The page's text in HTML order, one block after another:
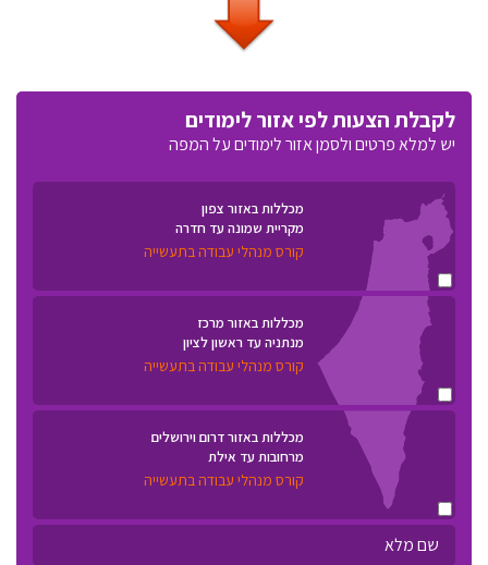
לקבלת הצעות לפי אזור לימודים
יש למלא פרטים ולסמן אזור לימודים על המפה
מכללות באזור צפון
מקריית שמונה עד חדרה
קורס מנהלי עבודה בתעשייה
מכללות באזור מרכז
מנתניה עד ראשון לציון
קורס מנהלי עבודה בתעשייה
מכללות באזור דרום וירושלים
מרחובות עד אילת
קורס מנהלי עבודה בתעשייה